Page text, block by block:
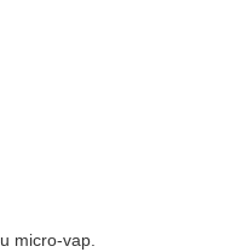
micro-vap.